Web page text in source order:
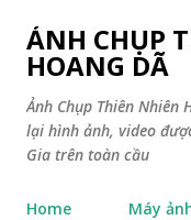
ẢNH CHỤP
HOANG DÃ
Ảnh Chụp Thiên Nhiên
lại hình ảnh, video
Gia trên toàn cầu
Home Máy